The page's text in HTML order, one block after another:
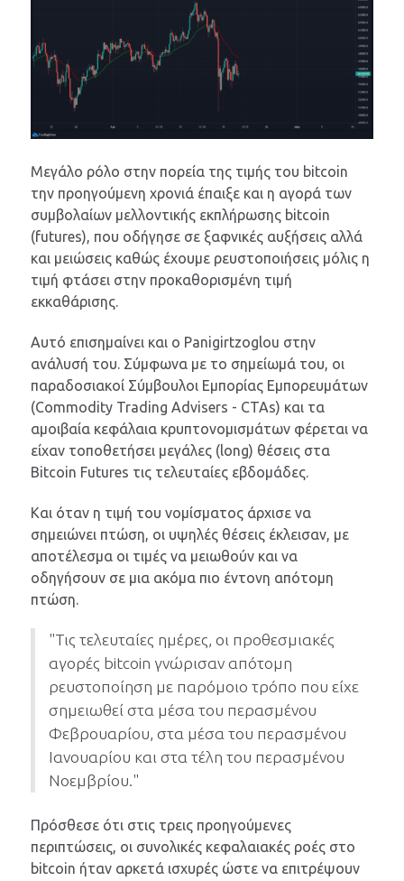
Μεγάλο ρόλο στην πορεία της τιμής του bitcoin
την προηγούμενη χρονιά έπαιξε και η αγορά των
συμβολαίων μελλοντικής εκπλήρωσης bitcoin
(futures), που οδήγησε σε ξαφνικές αυξήσεις αλλά
και μειώσεις καθώς έχουμε ρευστοποιήσεις μόλις η
τιμή φτάσει στην προκαθορισμένη τιμή
εκκαθάρισης.
Αυτό επισημαίνει και ο Panigirtzoglou στην
ανάλυσή του. Σύμφωνα με το σημείωμά του, οι
παραδοσιακοί Σύμβουλοι Εμπορίας Εμπορευμάτων
(Commodity Trading Advisers - CTAs) και τα
αμοιβαία κεφάλαια κρυπτονομισμάτων φέρεται να
είχαν τοποθετήσει μεγάλες (long) θέσεις στα
Bitcoin Futures τις τελευταίες εβδομάδες.
Και όταν η τιμή του νομίσματος άρχισε να
σημειώνει πτώση, οι υψηλές θέσεις έκλεισαν, με
αποτέλεσμα οι τιμές να μειωθούν και να
οδηγήσουν σε μια ακόμα πιο έντονη απότομη
πτώση.
"Τις τελευταίες ημέρες, οι προθεσμιακές
αγορές bitcoin γνώρισαν απότομη
ρευστοποίηση με παρόμοιο τρόπο που είχε
σημειωθεί στα μέσα του περασμένου
Φεβρουαρίου, στα μέσα του περασμένου
Ιανουαρίου και στα τέλη του περασμένου
Νοεμβρίου."
Πρόσθεσε ότι στις τρεις προηγούμενες
περιπτώσεις, οι συνολικές κεφαλαιακές ροές στο
bitcoin ήταν αρκετά ισχυρές ώστε να επιτρέψουν